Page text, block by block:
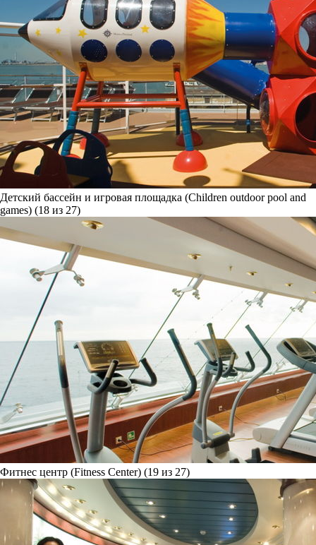
Детский бассейн и игровая площадка (Children outdoor pool and
games) (18 из 27)
Фитнес центр (Fitness Center) (19 из 27)